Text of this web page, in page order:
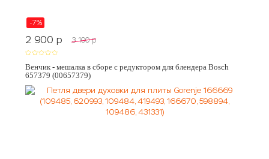
-7%
2 900 p 3 100 p
Венчик - мешалка в сборе с редуктором для блендера Bosch
657379 (00657379)